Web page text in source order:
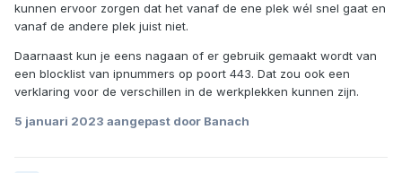
kunnen ervoor zorgen dat het vanaf de ene plek wél snel gaat en
vanaf de andere plek juist niet.
Daarnaast kun je eens nagaan of er gebruik gemaakt wordt van
een blocklist van ipnummers op poort 443. Dat zou ook een
verklaring voor de verschillen in de werkplekken kunnen zijn.
5 januari 2023 aangepast door Banach